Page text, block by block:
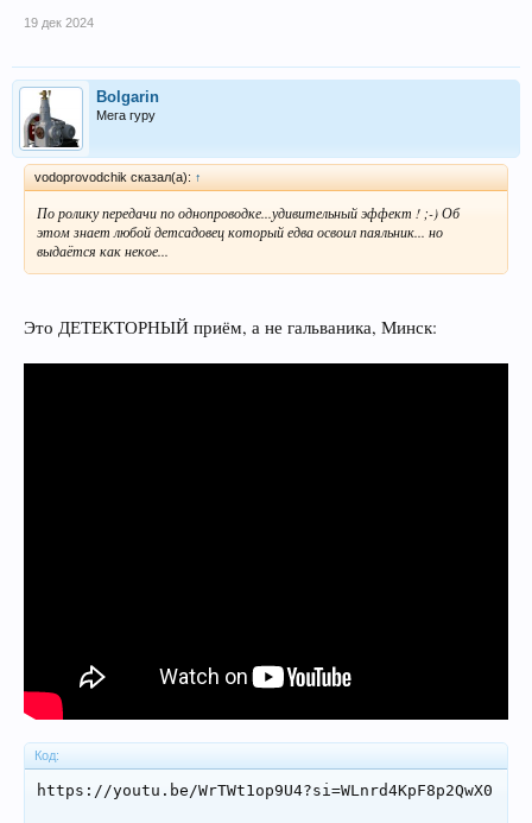
19 дек 2024
Bolgarin
Мега гуру
vodoprovodchik сказал(а): ↑
По ролику передачи по однопроводке...удивительный эффект ! ;-) Об
этом знает любой детсадовец который едва освоил паяльник... но
выдаётся как некое...
Это ДЕТЕКТОРНЫЙ приём, а не гальваника, Минск:
Код:
https://youtu.be/WrTWt1op9U4?si=WLnrd4KpF8p2QwX0